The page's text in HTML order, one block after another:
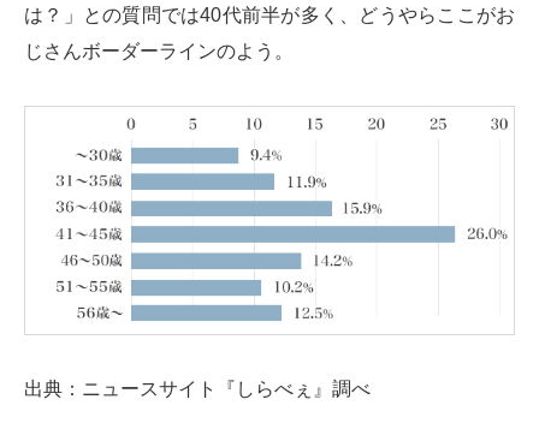
は？」との質問では40代前半が多く、どうやらここがお
じさんボーダーラインのよう。
出典：ニュースサイト『しらべぇ』調べ